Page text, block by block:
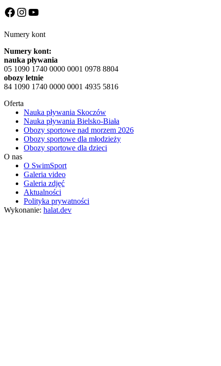
Facebook
Instagram
YouTube
Numery kont
Numery kont:
nauka pływania
05 1090 1740 0000 0001 0978 8804
obozy letnie
84 1090 1740 0000 0001 4935 5816
Oferta
Nauka pływania Skoczów
Nauka pływania Bielsko-Biała
Obozy sportowe nad morzem 2026
Obozy sportowe dla młodzieży
Obozy sportowe dla dzieci
O nas
O SwimSport
Galeria video
Galeria zdjęć
Aktualności
Polityka prywatności
Wykonanie: halat.dev